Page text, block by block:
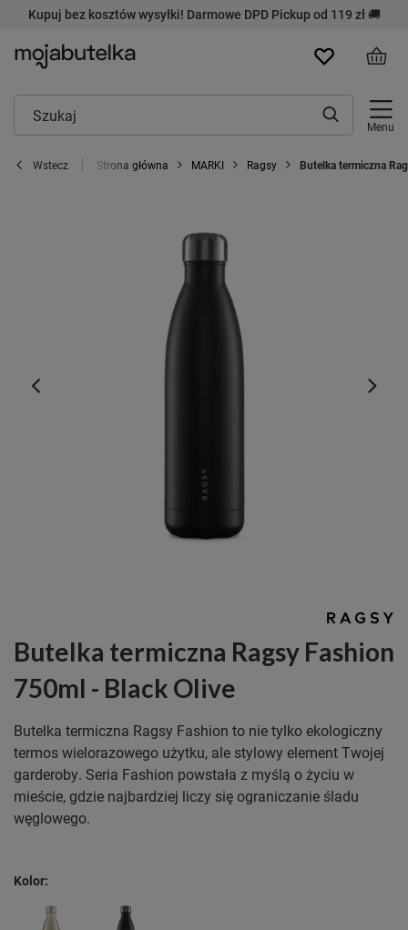
Kupuj bez kosztów wysyłki! Darmowe DPD Pickup od 119 zł 🚚
Menu
Wstecz Strona główna MARKI Ragsy Butelka termiczna
Butelka termiczna Ragsy Fashion
750ml - Black Olive
Butelka termiczna Ragsy Fashion to nie tylko ekologiczny
termos wielorazowego użytku, ale stylowy element Twojej
garderoby. Seria Fashion powstała z myślą o życiu w
mieście, gdzie najbardziej liczy się ograniczanie śladu
węglowego.
Kolor